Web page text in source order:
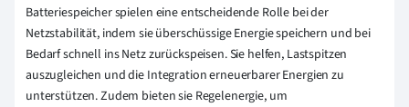
Batteriespeicher spielen eine entscheidende Rolle bei der
Netzstabilität, indem sie überschüssige Energie speichern und bei
Bedarf schnell ins Netz zurückspeisen. Sie helfen, Lastspitzen
auszugleichen und die Integration erneuerbarer Energien zu
unterstützen. Zudem bieten sie Regelenergie, um